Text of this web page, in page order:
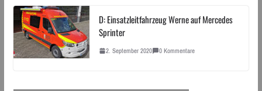
D: Einsatzleitfahrzeug Werne auf Mercedes
Sprinter
2. September 2020 0 Kommentare